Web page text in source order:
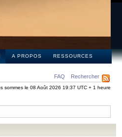
A PROPOS RESSOURCES
FAQ Rechercher
sommes le 08 Août 2026 19:37 UTC + 1 heure